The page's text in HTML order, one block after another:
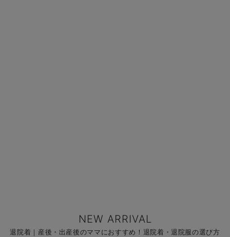
NEW ARRIVAL
退院着｜産後・出産後のママにおすすめ！退院着・退院服の選び方